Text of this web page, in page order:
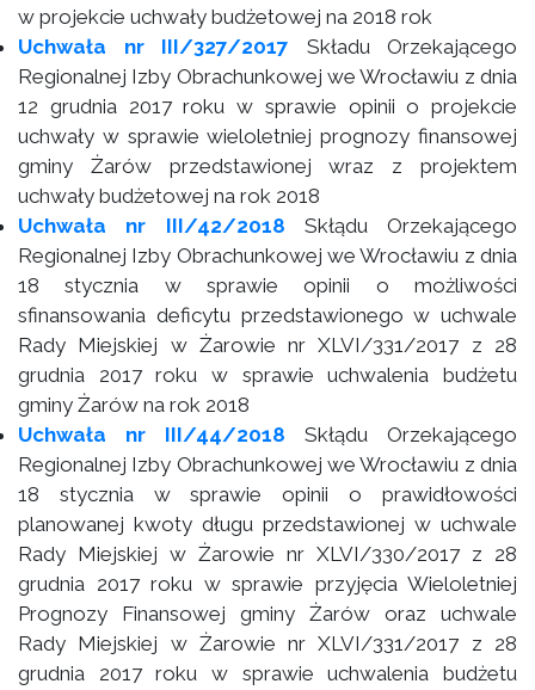
w projekcie uchwały budżetowej na 2018 rok
Uchwała nr III/327/2017 Składu Orzekającego
Regionalnej Izby Obrachunkowej we Wrocławiu z dnia
12 grudnia 2017 roku w sprawie opinii o projekcie
uchwały w sprawie wieloletniej prognozy finansowej
gminy Żarów przedstawionej wraz z projektem
uchwały budżetowej na rok 2018
Uchwała nr III/42/2018 Skłądu Orzekającego
Regionalnej Izby Obrachunkowej we Wrocławiu z dnia
18 stycznia w sprawie opinii o możliwości
sfinansowania deficytu przedstawionego w uchwale
Rady Miejskiej w Żarowie nr XLVI/331/2017 z 28
grudnia 2017 roku w sprawie uchwalenia budżetu
gminy Żarów na rok 2018
Uchwała nr III/44/2018 Skłądu Orzekającego
Regionalnej Izby Obrachunkowej we Wrocławiu z dnia
18 stycznia w sprawie opinii o prawidłowości
planowanej kwoty długu przedstawionej w uchwale
Rady Miejskiej w Żarowie nr XLVI/330/2017 z 28
grudnia 2017 roku w sprawie przyjęcia Wieloletniej
Prognozy Finansowej gminy Żarów oraz uchwale
Rady Miejskiej w Żarowie nr XLVI/331/2017 z 28
grudnia 2017 roku w sprawie uchwalenia budżetu